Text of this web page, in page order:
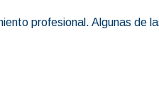
profesional. Algunas de